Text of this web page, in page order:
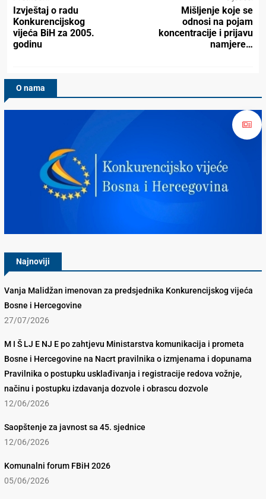
Izvještaj o radu
Konkurencijskog
vijeća BiH za 2005.
godinu
Mišljenje koje se
odnosi na pojam
koncentracije i prijavu
namjere…
O nama
Najnoviji
Vanja Malidžan imenovan za predsjednika Konkurencijskog vijeća
Bosne i Hercegovine
27/07/2026
M I Š LJ E NJ E po zahtjevu Ministarstva komunikacija i prometa
Bosne i Hercegovine na Nacrt pravilnika o izmjenama i dopunama
Pravilnika o postupku usklađivanja i registracije redova vožnje,
načinu i postupku izdavanja dozvole i obrascu dozvole
12/06/2026
Saopštenje za javnost sa 45. sjednice
12/06/2026
Komunalni forum FBiH 2026
05/06/2026